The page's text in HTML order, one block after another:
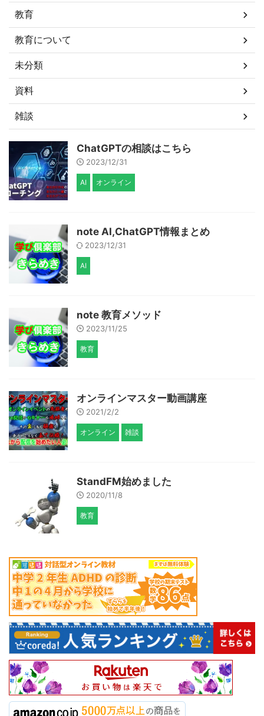
教育
教育について
未分類
資料
雑談
ChatGPTの相談はこちら
2023/12/31
AI オンライン
note AI,ChatGPT情報まとめ
2023/12/31
AI
note 教育メソッド
2023/11/25
教育
オンラインマスター動画講座
2021/2/2
オンライン 雑談
StandFM始めました
2020/11/8
教育